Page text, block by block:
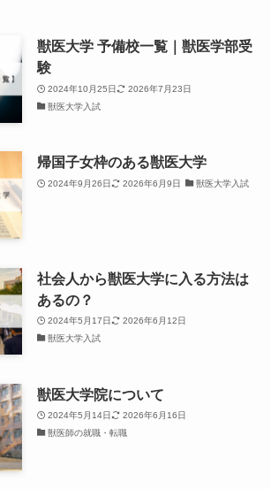
獣医大学 予備校一覧｜獣医学部受
験
2024年10月25日
2026年7月23日
獣医大学入試
帰国子女枠のある獣医大学
2024年9月26日 2026年6月9日 獣医大学入試
社会人から獣医大学に入る方法は
あるの？
2024年5月17日
2026年6月12日
獣医大学入試
獣医大学院について
2024年5月14日
2026年6月16日
獣医師の就職・転職